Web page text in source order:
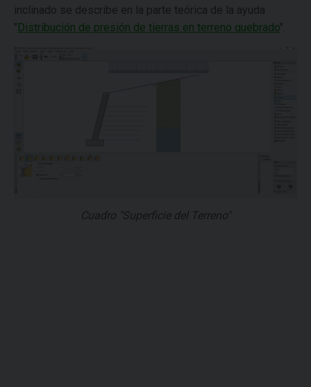
inclinado se describe en la parte teórica de la ayuda
"Distribución de presión de tierras en terreno quebrado".
Cuadro "Superficie del Terreno"